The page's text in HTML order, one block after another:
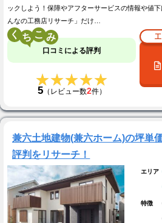
ックしよう！保障やアフターサービスの情報や値
んなの工務店リサーチ」だけ…
く こ
口コミによる評判
★★★★★
★★★★★
5（レビュー数2件）
兼六土地建物(兼六ホーム)の坪単
評判をリサーチ！
エリア
特徴